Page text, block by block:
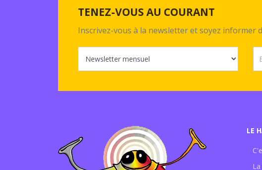
TENEZ-VOUS AU COURANT
Inscrivez-vous à la newsletter et soyez informer
LE